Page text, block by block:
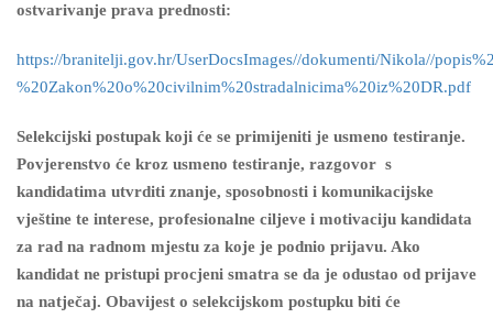
ostvarivanje prava prednosti:
https://branitelji.gov.hr/UserDocsImages//dokumenti/Nikola//
%20Zakon%20o%20civilnim%20stradalnicima%20iz%20DR.pdf
Selekcijski postupak koji će se primijeniti je usmeno testiranje.
Povjerenstvo će kroz usmeno testiranje, razgovor s
kandidatima utvrditi znanje, sposobnosti i komunikacijske
vještine te interese, profesionalne ciljeve i motivaciju kandidata
za rad na radnom mjestu za koje je podnio prijavu. Ako
kandidat ne pristupi procjeni smatra se da je odustao od prijave
na natječaj. Obavijest o selekcijskom postupku biti će